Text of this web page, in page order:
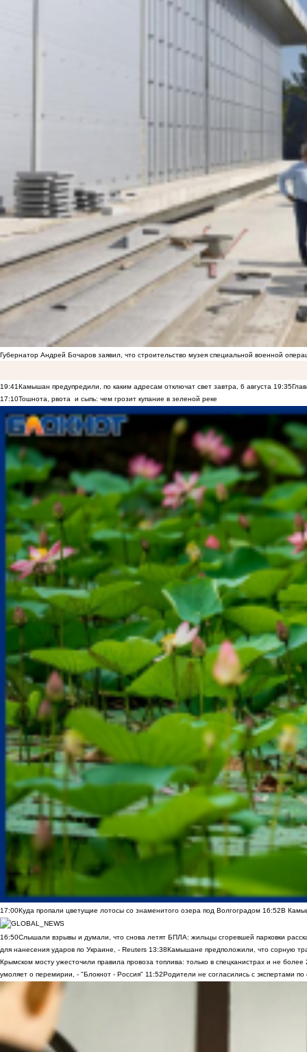
Губернатор Андрей Бочаров заявил, что строительство музея специальной военной
19:41Камышан предупредили, по каким адресам отключат свет завтра, 6 августа 19:35
17:10Тошнота, рвота и сыпь: чем грозит купание в зеленой реке
17:00Куда пропали цветущие лотосы со знаменитого озера под Волгоградом 16:52В
16:50Слышали взрывы и думали, что снова летят БПЛА: жильцы сгоревшей парковки
для нанесения ударов по Украине, - Reuters 13:38Камышане предположили, что сорную
Крымском мосту ужесточили правила провоза топлива: только в спецканистрах и не
умоляет о перемирии, - "Блокнот - Россия" 11:52Родители не согласились с экспертами